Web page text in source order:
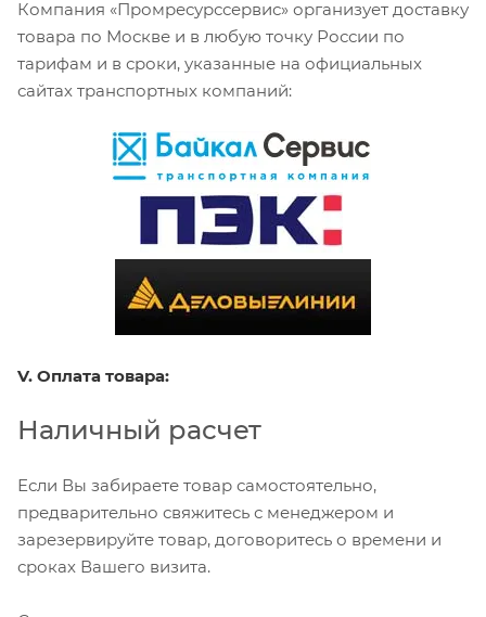
Компания «Промресурссервис» организует доставку
товара по Москве и в любую точку России по
тарифам и в сроки, указанные на официальных
сайтах транспортных компаний:
V. Оплата товара:
Наличный расчет
Если Вы забираете товар самостоятельно,
предварительно свяжитесь с менеджером и
зарезервируйте товар, договоритесь о времени и
сроках Вашего визита.